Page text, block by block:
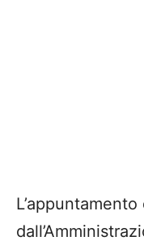
Pignatelli, nella
della serata.